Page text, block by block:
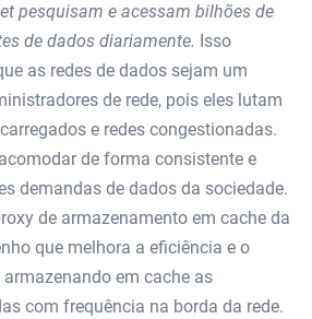
pesquisam e acessam bilhões de
de dados diariamente. Isso
as redes de dados sejam um
de rede, pois eles lutam
e redes congestionadas.
de forma consistente e
demandas de dados da sociedade.
de armazenamento em cache da
que melhora a eficiência e o
em cache as
com frequência na borda da rede.